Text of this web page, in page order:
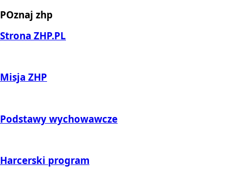
POznaj zhp
Strona ZHP.PL
Misja ZHP
Podstawy wychowawcze
Harcerski program